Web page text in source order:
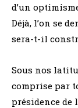
d’un
Déjà, l’on se
sera-t-il
Sous nos
comprise par
présidence de